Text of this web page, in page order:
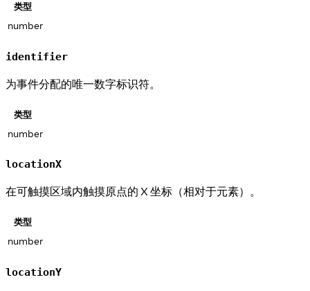
类型
number
identifier
为事件分配的唯一数字标识符。
类型
number
locationX
在可触摸区域内触摸原点的 X 坐标（相对于元素）。
类型
number
locationY